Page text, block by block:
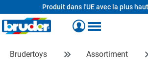
Produit dans l'UE avec la plus
Brudertoys Assortiment